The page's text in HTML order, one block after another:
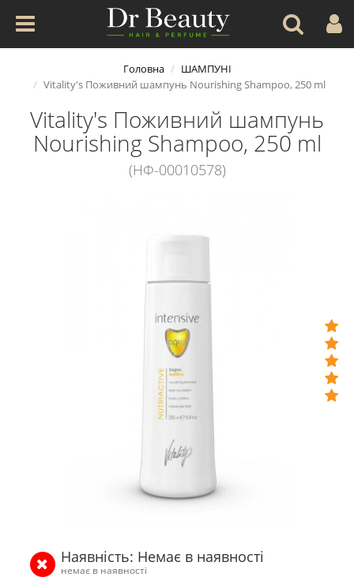
Головна
ШАМПУНІ
Vitality's Поживний шампунь Nourishing Shampoo, 250 ml
Vitality's Поживний шампунь
Nourishing Shampoo, 250 ml
(НФ-00010578)
Наявність: Немає в наявності
немає в наявності